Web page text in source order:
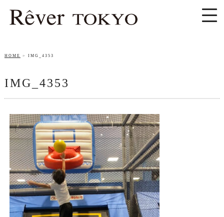
HOME IMG_4353
IMG_4353